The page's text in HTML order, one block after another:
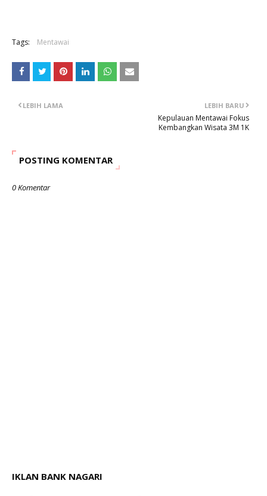
Tags: Mentawai
LEBIH BARU
Kepulauan Mentawai Fokus
Kembangkan Wisata 3M 1K
LEBIH LAMA
POSTING KOMENTAR
0 Komentar
IKLAN BANK NAGARI